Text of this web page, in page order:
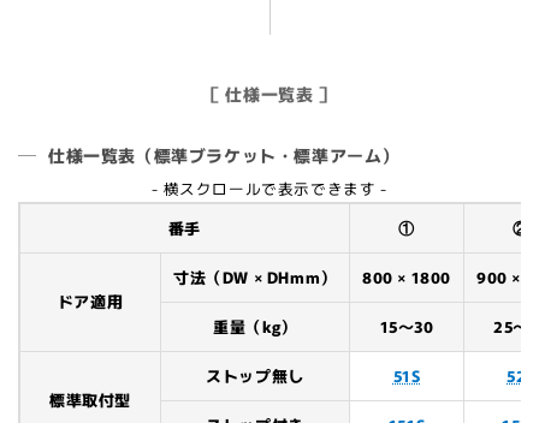
［ 仕様一覧表 ］
仕様一覧表（標準ブラケット・標準アーム）
- 横スクロールで表示できます -
番手
① ②
ドア適用
寸法（DW × DHmm） 800 × 1800 900 ×
重量（kg） 15～30 25～
標準取付型
ストップ無し 51S 52S